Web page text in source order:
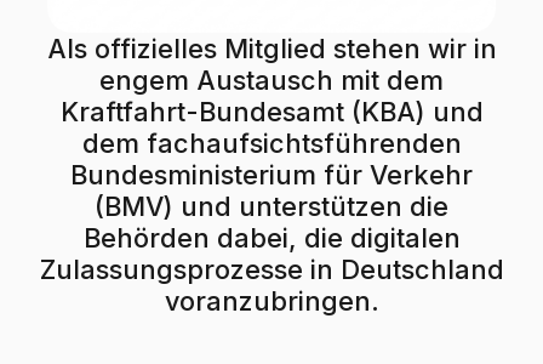
Als offizielles Mitglied stehen wir in
engem Austausch mit dem
Kraftfahrt-Bundesamt (KBA) und
dem fachaufsichtsführenden
Bundesministerium für Verkehr
(BMV) und unterstützen die
Behörden dabei, die digitalen
Zulassungsprozesse in Deutschland
voranzubringen.